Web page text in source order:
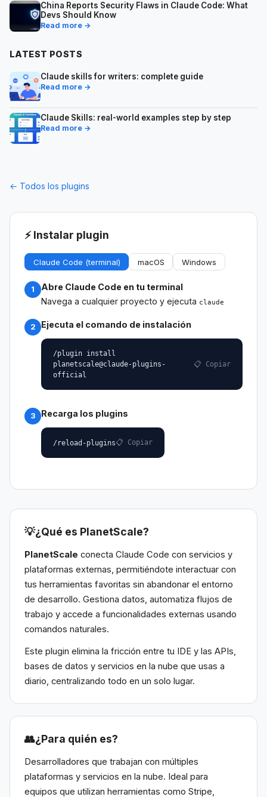
China Reports Security Flaws in Claude Code: What
Devs Should Know
Read more →
LATEST POSTS
Claude skills for writers: complete guide
Read more →
Claude Skills: real-world examples step by step
Read more →
← Todos los plugins
⚡ Instalar plugin
Claude Code (terminal) macOS Windows
1
Abre Claude Code en tu terminal
Navega a cualquier proyecto y ejecuta claude
2 Ejecuta el comando de instalación
/plugin install
planetscale@claude-plugins-
official
📋 Copiar
3 Recarga los plugins
/reload-plugins📋 Copiar
💡¿Qué es PlanetScale?
PlanetScale conecta Claude Code con servicios y
plataformas externas, permitiéndote interactuar con
tus herramientas favoritas sin abandonar el entorno
de desarrollo. Gestiona datos, automatiza flujos de
trabajo y accede a funcionalidades externas usando
comandos naturales.
Este plugin elimina la fricción entre tu IDE y las APIs,
bases de datos y servicios en la nube que usas a
diario, centralizando todo en un solo lugar.
👥¿Para quién es?
Desarrolladores que trabajan con múltiples
plataformas y servicios en la nube. Ideal para
equipos que utilizan herramientas como Stripe,